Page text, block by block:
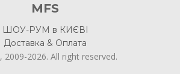
MFS
ШОУ-РУМ в КИЄВІ
Доставка & Оплата
, 2009-2026. All right reserved.